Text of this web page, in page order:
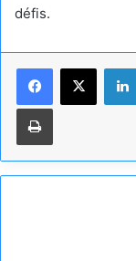
défis.
Imprimer